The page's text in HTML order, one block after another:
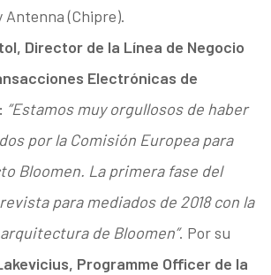
Antenna (Chipre).
Director de la Línea de Negocio
Electrónicas de
”Estamos muy orgullosos de haber
por la Comisión Europea para
Bloomen. La primera fase del
para mediados de 2018 con la
de Bloomen”. Por su
Programme Officer de la